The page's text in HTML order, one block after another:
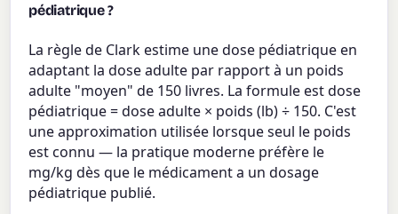
pédiatrique ?
La règle de Clark estime une dose pédiatrique en
adaptant la dose adulte par rapport à un poids
adulte "moyen" de 150 livres. La formule est dose
pédiatrique = dose adulte × poids (lb) ÷ 150. C'est
une approximation utilisée lorsque seul le poids
est connu — la pratique moderne préfère le
mg/kg dès que le médicament a un dosage
pédiatrique publié.